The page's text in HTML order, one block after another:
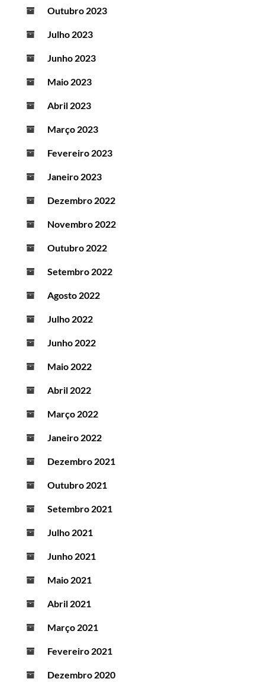
Outubro 2023
Julho 2023
Junho 2023
Maio 2023
Abril 2023
Março 2023
Fevereiro 2023
Janeiro 2023
Dezembro 2022
Novembro 2022
Outubro 2022
Setembro 2022
Agosto 2022
Julho 2022
Junho 2022
Maio 2022
Abril 2022
Março 2022
Janeiro 2022
Dezembro 2021
Outubro 2021
Setembro 2021
Julho 2021
Junho 2021
Maio 2021
Abril 2021
Março 2021
Fevereiro 2021
Dezembro 2020